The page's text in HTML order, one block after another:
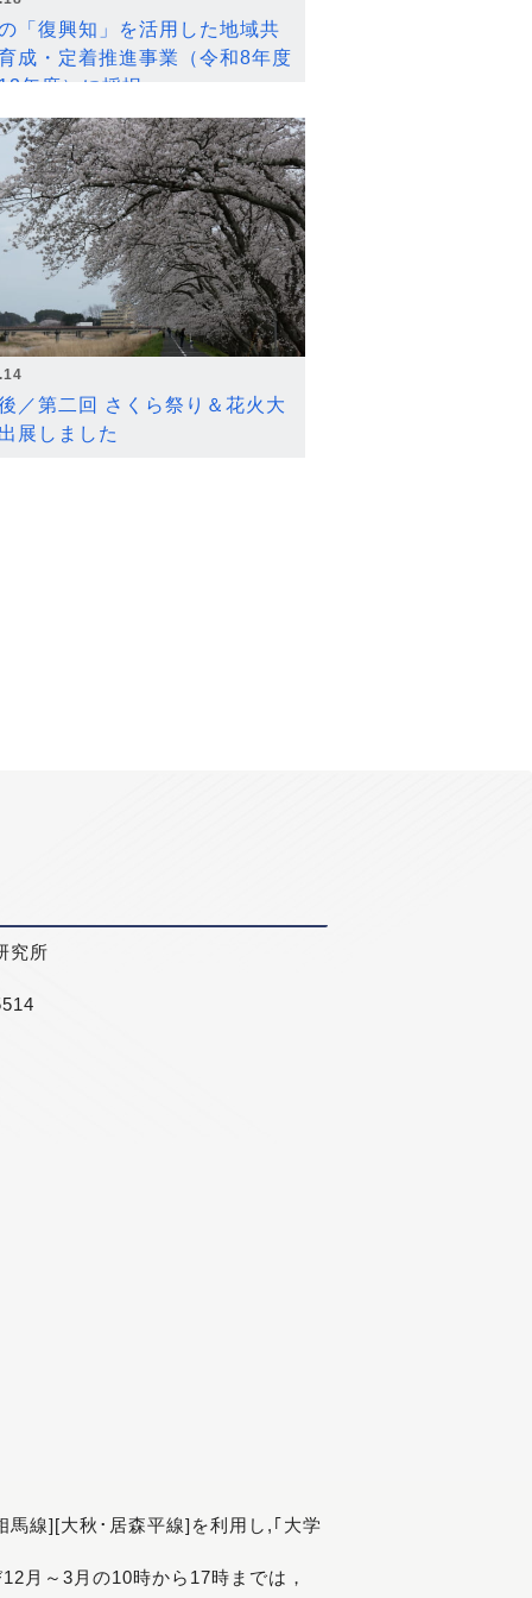
「復興知」を活用した地域共
成・定着推進事業（令和8年度
年度）に採択
／第二回 さくら祭り＆花火大
展しました
究所
線][大秋･居森平線]を利用し,｢大学
月～3月の10時から17時までは，